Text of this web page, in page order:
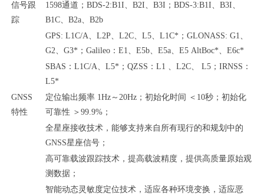
信号跟
踪
1598通道；BDS-2:B1I、B2I、B3I；BDS-3:B1I、B3I、
B1C、B2a、B2b
GPS: L1C/A、 L2P、 L2C、 L5、 L1C*；GLONASS: G1、
G2、 G3*；Galileo：E1、 E5b、 E5a、 E5 AltBoc*、 E6c*
SBAS：L1C/A、 L5*；QZSS：L1 、L2C、 L5；IRNSS：
L5*
GNSS
特性
定位输出频率 1Hz～20Hz；初始化时间 ＜ 10秒；初始化
可靠性 ＞99.9%；
全星座接收技术，能够支持来自所有现行的和规划中的
GNSS星座信号；
高可靠载波跟踪技术，提高载波精度，提供高质量原始观
测数据；
智能动态灵敏度定位技术，适应各种环境变换，适应恶